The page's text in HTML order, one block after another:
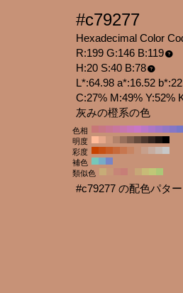
#c79277
Hexadecimal Color
R:199 G:146 B:119
H:20 S:40 B:78
L*:64.98 a*:16.52
C:27% M:49% Y:52%
灰みの橙系の色
色相
明度
彩度
補色
類似色
#c79277 の配色パタ